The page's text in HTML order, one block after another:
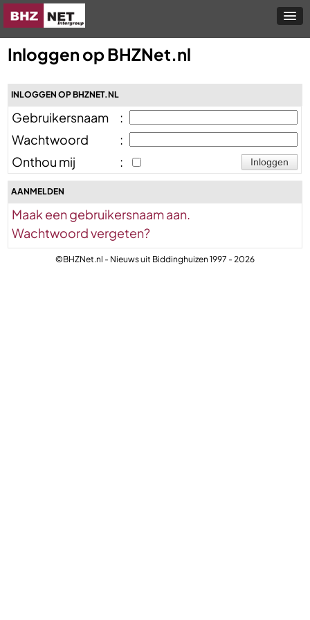
Inloggen op BHZNet.nl
INLOGGEN OP BHZNET.NL
Gebruikersnaam
:
Wachtwoord
:
Onthou mij
:
AANMELDEN
Maak een gebruikersnaam aan.
Wachtwoord vergeten?
©BHZNet.nl - Nieuws uit Biddinghuizen 1997 - 2026